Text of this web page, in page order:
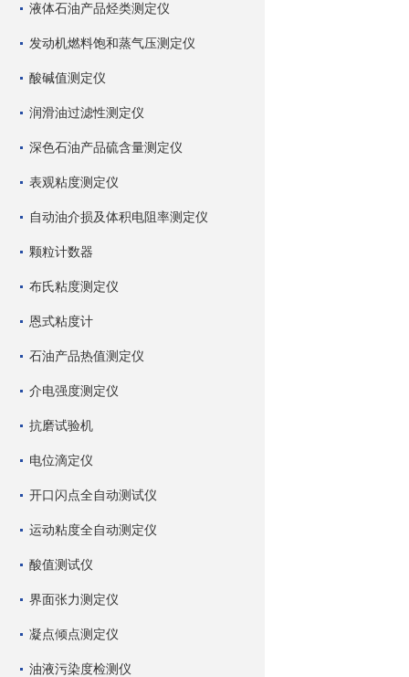
液体石油产品烃类测定仪
发动机燃料饱和蒸气压测定仪
酸碱值测定仪
润滑油过滤性测定仪
深色石油产品硫含量测定仪
表观粘度测定仪
自动油介损及体积电阻率测定仪
颗粒计数器
布氏粘度测定仪
恩式粘度计
石油产品热值测定仪
介电强度测定仪
抗磨试验机
电位滴定仪
开口闪点全自动测试仪
运动粘度全自动测定仪
酸值测试仪
界面张力测定仪
凝点倾点测定仪
油液污染度检测仪